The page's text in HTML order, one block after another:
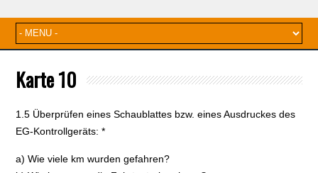
Karte 10
1.5 Überprüfen eines Schaublattes bzw. eines Ausdruckes des
EG-Kontrollgeräts: *
a) Wie viele km wurden gefahren?